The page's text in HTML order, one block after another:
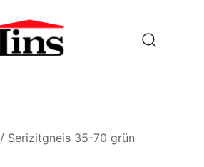
/ Serizitgneis 35-70 grün